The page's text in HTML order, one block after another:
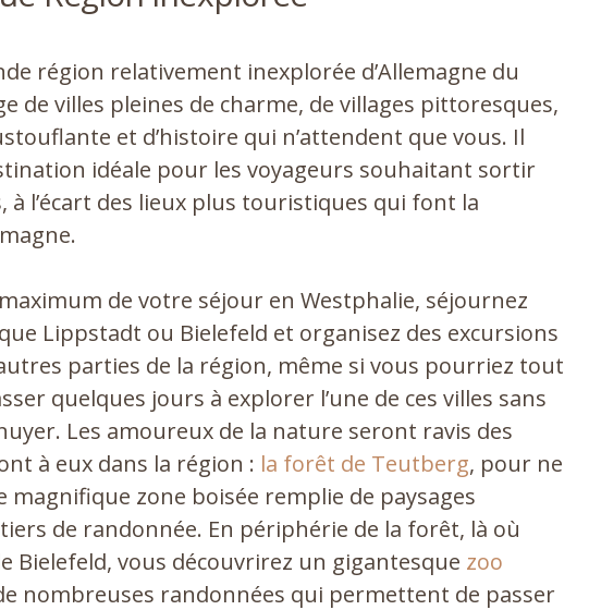
région relativement inexplorée d’Allemagne du
de villes pleines de charme, de villages pittoresques,
et d’histoire qui n’attendent que vous. Il
idéale pour les voyageurs souhaitant sortir
à l’écart des lieux plus touristiques qui font la
de votre séjour en Westphalie, séjournez
Lippstadt ou Bielefeld et organisez des excursions
parties de la région, même si vous pourriez tout
quelques jours à explorer l’une de ces villes sans
Les amoureux de la nature seront ravis des
à eux dans la région : la forêt de Teutberg, pour ne
magnifique zone boisée remplie de paysages
de randonnée. En périphérie de la forêt, là où
Bielefeld, vous découvrirez un gigantesque zoo
nombreuses randonnées qui permettent de passer